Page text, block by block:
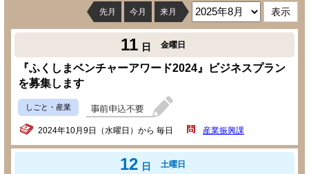
先月 今月 来月
11 日 金曜日
『ふくしまベンチャーアワード2024』ビジネスプラン
を募集します
しごと・産業
2024年10月9日（水曜日）から 毎日 産業振興課
12 日 土曜日